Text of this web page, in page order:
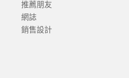
推薦朋友
網誌
銷售設計